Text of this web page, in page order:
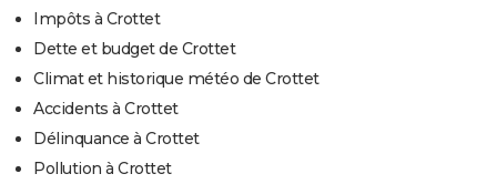
Impôts à Crottet
Dette et budget de Crottet
Climat et historique météo de Crottet
Accidents à Crottet
Délinquance à Crottet
Pollution à Crottet